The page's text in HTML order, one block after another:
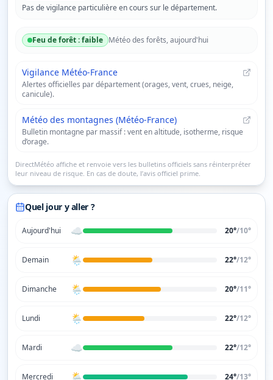
Pas de vigilance particulière en cours sur le département.
Feu de forêt :faible Météo des forêts, aujourd'hui
Vigilance Météo-France
Alertes officielles par département (orages, vent, crues, neige,
canicule).
Météo des montagnes (Météo-France)
Bulletin montagne par massif : vent en altitude, isotherme, risque
d’orage.
DirectMétéo affiche et renvoie vers les bulletins officiels sans réinterpréter
leur niveau de risque. En cas de doute, l’avis officiel prime.
Quel jour y aller ?
Aujourd'hui ☁️ 20°/10°
Demain 🌦️ 22°/12°
Dimanche 🌦️ 20°/11°
Lundi 🌦️ 22°/12°
Mardi ☁️ 22°/12°
Mercredi 🌦️ 24°/13°